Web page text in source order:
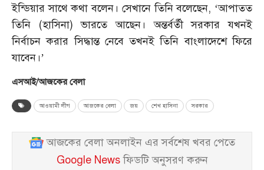
ইন্ডিয়ার সাথে কথা বলেন। সেখানে তিনি বলেছেন, ‘আপাতত
তিনি (হাসিনা) ভারতে আছেন। অন্তর্বর্তী সরকার যখনই
নির্বাচন করার সিদ্ধান্ত নেবে তখনই তিনি বাংলাদেশে ফিরে
যাবেন।’
এসআই/আজকের বেলা
আওয়ামী লীগ আজকের বেলা জয় শেখ হাসিনা সরকার
আজকের বেলা অনলাইন এর সর্বশেষ খবর পেতে
Google Newsফিডটি অনুসরণ করুন